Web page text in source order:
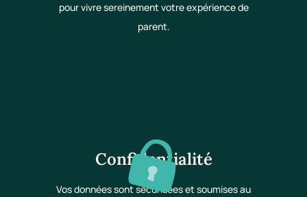
pour vivre sereinement votre expérience de
parent.
Confidentialité
Vos données sont sécurisées et soumises au